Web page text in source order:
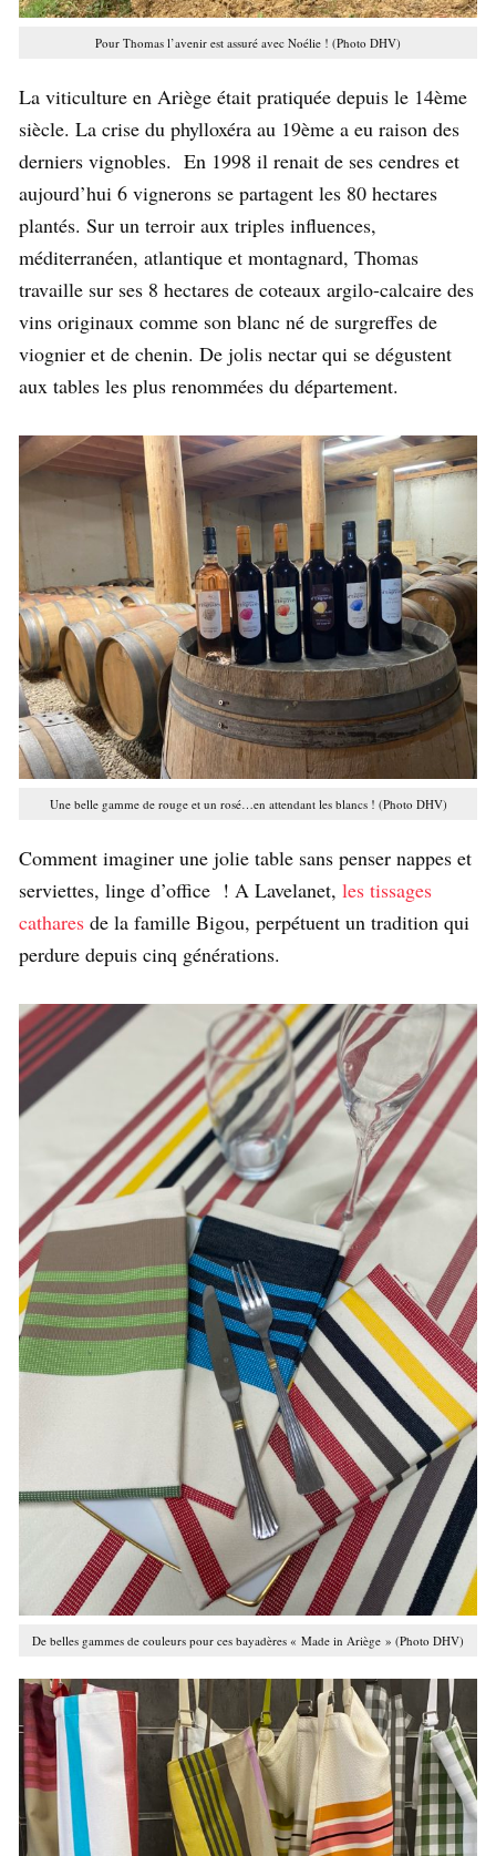
Pour Thomas l’avenir est assuré avec Noélie ! (Photo DHV)
La viticulture en Ariège était pratiquée depuis le 14ème
siècle. La crise du phylloxéra au 19ème a eu raison des
derniers vignobles. En 1998 il renait de ses cendres et
aujourd’hui 6 vignerons se partagent les 80 hectares
plantés. Sur un terroir aux triples influences,
méditerranéen, atlantique et montagnard, Thomas
travaille sur ses 8 hectares de coteaux argilo-calcaire des
vins originaux comme son blanc né de surgreffes de
viognier et de chenin. De jolis nectar qui se dégustent
aux tables les plus renommées du département.
Une belle gamme de rouge et un rosé…en attendant les blancs ! (Photo DHV)
Comment imaginer une jolie table sans penser nappes et
serviettes, linge d’office ! A Lavelanet, les tissages
cathares de la famille Bigou, perpétuent un tradition qui
perdure depuis cinq générations.
De belles gammes de couleurs pour ces bayadères « Made in Ariège » (Photo DHV)